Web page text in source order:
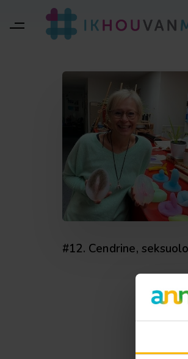
#12. Cendrine,